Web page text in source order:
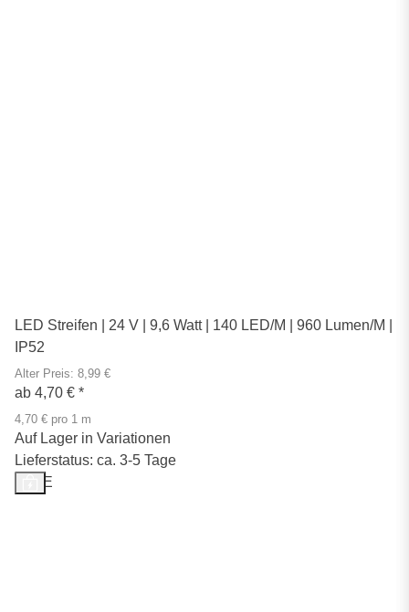
LED Streifen | 24 V | 9,6 Watt | 140 LED/M | 960 Lumen/M |
IP52
Alter Preis: 8,99 €
ab 4,70 € *
4,70 € pro 1 m
Auf Lager in Variationen
Lieferstatus: ca. 3-5 Tage
SALE